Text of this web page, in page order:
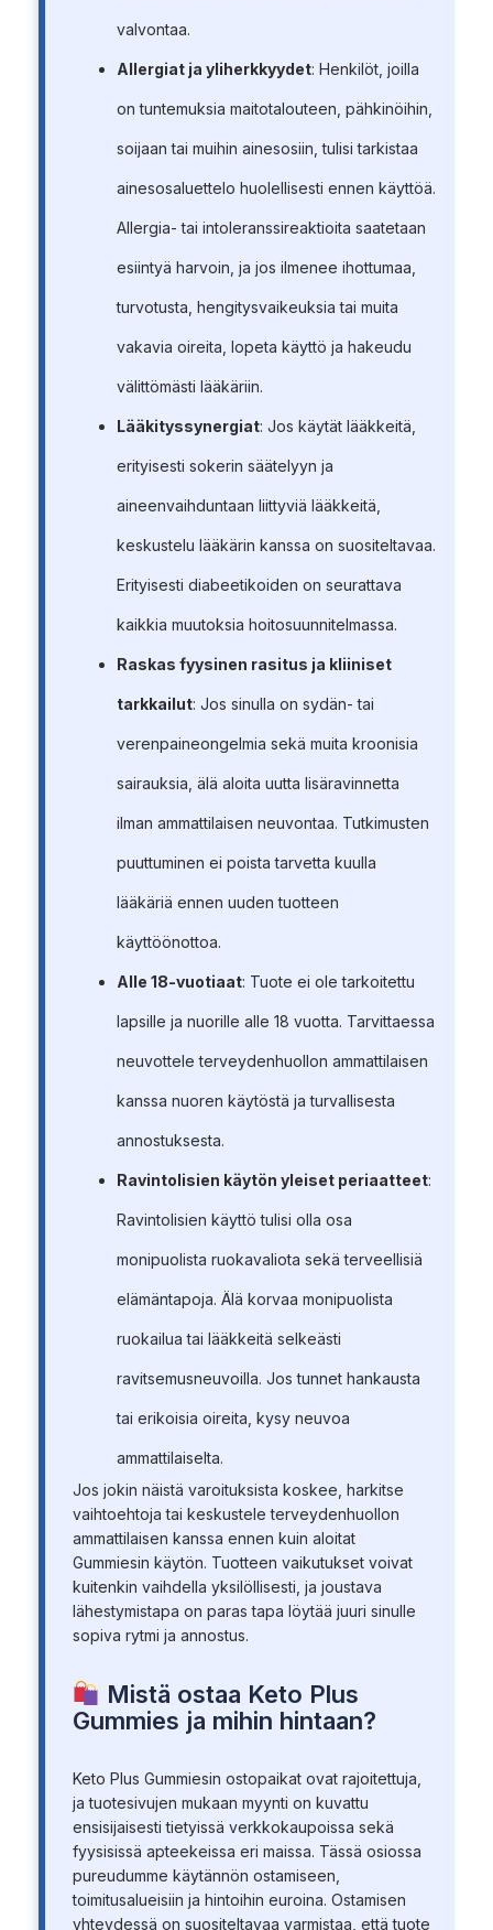
valvontaa.
Allergiat ja yliherkkyydet: Henkilöt, joilla
on tuntemuksia maitotalouteen, pähkinöihin,
soijaan tai muihin ainesosiin, tulisi tarkistaa
ainesosaluettelo huolellisesti ennen käyttöä.
Allergia- tai intoleranssireaktioita saatetaan
esiintyä harvoin, ja jos ilmenee ihottumaa,
turvotusta, hengitysvaikeuksia tai muita
vakavia oireita, lopeta käyttö ja hakeudu
välittömästi lääkäriin.
Lääkityssynergiat: Jos käytät lääkkeitä,
erityisesti sokerin säätelyyn ja
aineenvaihduntaan liittyviä lääkkeitä,
keskustelu lääkärin kanssa on suositeltavaa.
Erityisesti diabeetikoiden on seurattava
kaikkia muutoksia hoitosuunnitelmassa.
Raskas fyysinen rasitus ja kliiniset
tarkkailut: Jos sinulla on sydän- tai
verenpaineongelmia sekä muita kroonisia
sairauksia, älä aloita uutta lisäravinnetta
ilman ammattilaisen neuvontaa. Tutkimusten
puuttuminen ei poista tarvetta kuulla
lääkäriä ennen uuden tuotteen
käyttöönottoa.
Alle 18-vuotiaat: Tuote ei ole tarkoitettu
lapsille ja nuorille alle 18 vuotta. Tarvittaessa
neuvottele terveydenhuollon ammattilaisen
kanssa nuoren käytöstä ja turvallisesta
annostuksesta.
Ravintolisien käytön yleiset periaatteet:
Ravintolisien käyttö tulisi olla osa
monipuolista ruokavaliota sekä terveellisiä
elämäntapoja. Älä korvaa monipuolista
ruokailua tai lääkkeitä selkeästi
ravitsemusneuvoilla. Jos tunnet hankausta
tai erikoisia oireita, kysy neuvoa
ammattilaiselta.
Jos jokin näistä varoituksista koskee, harkitse
vaihtoehtoja tai keskustele terveydenhuollon
ammattilaisen kanssa ennen kuin aloitat
Gummiesin käytön. Tuotteen vaikutukset voivat
kuitenkin vaihdella yksilöllisesti, ja joustava
lähestymistapa on paras tapa löytää juuri sinulle
sopiva rytmi ja annostus.
Mistä ostaa Keto Plus
Gummies ja mihin hintaan?
Keto Plus Gummiesin ostopaikat ovat rajoitettuja,
ja tuotesivujen mukaan myynti on kuvattu
ensisijaisesti tietyissä verkkokaupoissa sekä
fyysisissä apteekeissa eri maissa. Tässä osiossa
pureudumme käytännön ostamiseen,
toimitusalueisiin ja hintoihin euroina. Ostamisen
yhteydessä on suositeltavaa varmistaa, että tuote